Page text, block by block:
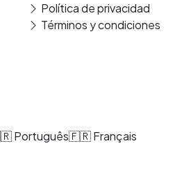
Política de privacidad
Términos y condiciones
Português🇫🇷 Français